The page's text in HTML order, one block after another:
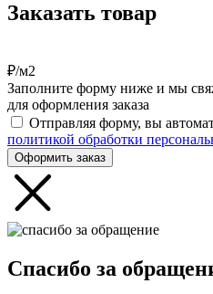
Заказать товар
₽/м2
Заполните форму ниже и мы
для оформления заказа
Отправляя форму, вы
политикой обработки
Оформить заказ
Спасибо за